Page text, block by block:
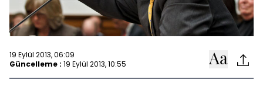
19 Eylül 2013, 06:09
Güncelleme : 19 Eylül 2013, 10:55